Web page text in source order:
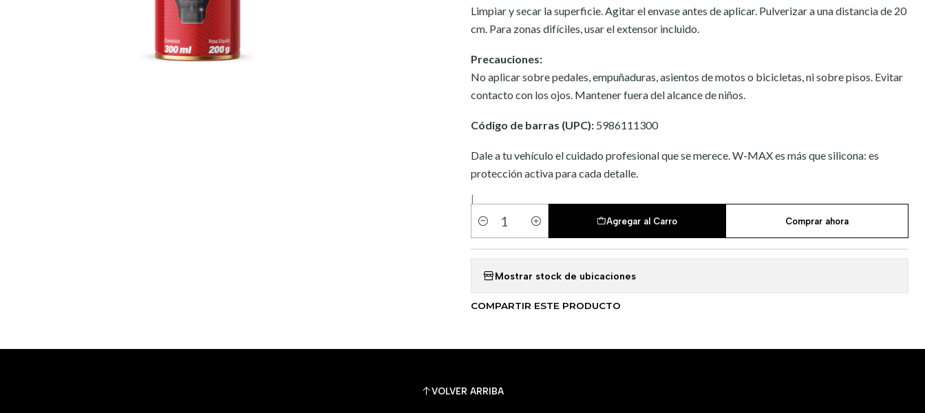
Limpiar y secar la superficie. Agitar el envase antes de aplicar. Pulverizar a una distancia de 20
cm. Para zonas difíciles, usar el extensor incluido.
Precauciones:
No aplicar sobre pedales, empuñaduras, asientos de motos o bicicletas, ni sobre pisos. Evitar
contacto con los ojos. Mantener fuera del alcance de niños.
Código de barras (UPC): 5986111300
Dale a tu vehículo el cuidado profesional que se merece. W-MAX es más que silicona: es
protección activa para cada detalle.
Cantidad
Agregar al Carro Comprar ahora
Mostrar stock de ubicaciones
COMPARTIR ESTE PRODUCTO
VOLVER ARRIBA